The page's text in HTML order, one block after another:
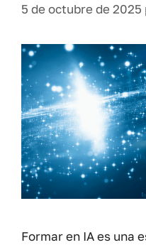
5 de octubre de 2025
Formar en IA es una